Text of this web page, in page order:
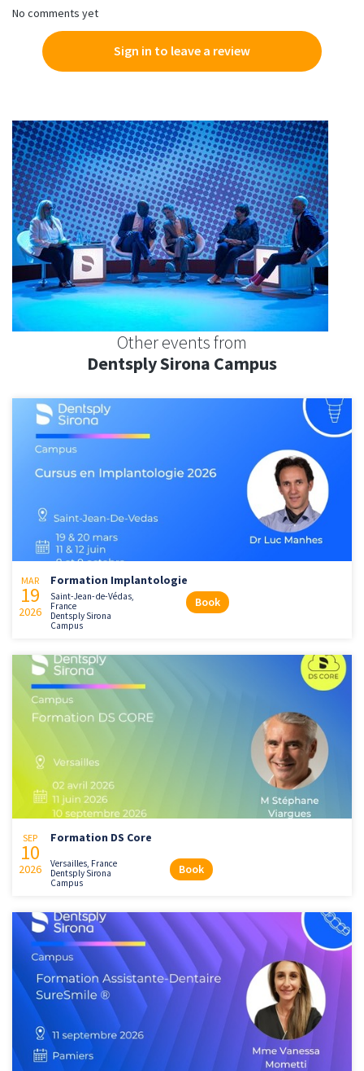
No comments yet
Sign in to leave a review
Other events from
Dentsply Sirona Campus
MAR
19
2026
Formation Implantologie
Saint-Jean-de-Védas,
France
Dentsply Sirona
Campus
Book
SEP
10
2026
Formation DS Core
Versailles, France
Dentsply Sirona
Campus
Book